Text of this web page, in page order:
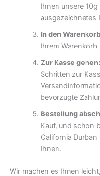
Ihnen unsere
ausgezeichnetes
In den
Ihrem Warenkorb
Zur Kasse gehen:
Schritten zur
bevorzugte
Bestellung
Kauf, und schon
California Durban
Ihnen.
Wir machen es Ihnen